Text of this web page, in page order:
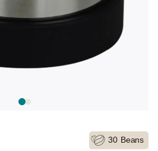
30 Beans